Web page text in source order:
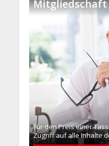
Mitgliedschaft
Für den Preis einer
Zugriff auf alle Inhalte